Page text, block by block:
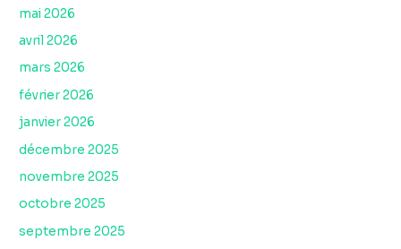
mai 2026
avril 2026
mars 2026
février 2026
janvier 2026
décembre 2025
novembre 2025
octobre 2025
septembre 2025